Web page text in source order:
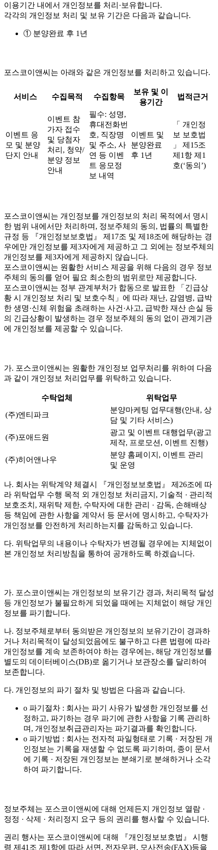
이용기간 내에서 개인정보를 처리·보유합니다.
각각의 개인정보 처리 및 보유 기간은 다음과 같습니다.
① 분양완료 후 1년
포스코이앤씨는 아래와 같은 개인정보를 처리하고 있습니다.
서비스 수집목적 수집항목
보유 및 이
용기간
법적근거
이벤트 응
모 및 분양
단지 안내
이벤트 참
가자 접수
및 당첨자
처리, 청약/
분양 정보
안내
필수: 성명,
휴대전화번
호, 직장명
및 주소, 사
연 등 이벤
트 응모정
보 내역
이벤트 및
분양완료
후 1년
「 개인정
보 보호법
」 제15조
제1항 제1
호(‘동의’)
포스코이앤씨는 개인정보를 개인정보의 처리 목적에서 명시
한 범위 내에서만 처리하며, 정보주체의 동의, 법률의 특별한
규정 등 『개인정보보호법』 제17조 및 제18조에 해당하는 경
우에만 개인정보를 제3자에게 제공하고 그 외에는 정보주체의
개인정보를 제3자에게 제공하지 않습니다.
포스코이앤씨는 원활한 서비스 제공을 위해 다음의 경우 정보
주체의 동의를 얻어 필요 최소한의 범위로만 제공합니다.
포스코이앤씨는 정부 관계부처가 합동으로 발표한 「긴급상
황 시 개인정보 처리 및 보호수칙」에 따라 재난, 감염병, 급박
한 생명·신체 위험을 초래하는 사건·사고, 급박한 재산 손실 등
의 긴급상황이 발생하는 경우 정보주체의 동의 없이 관계기관
에 개인정보를 제공할 수 있습니다.
가. 포스코이앤씨는 원활한 개인정보 업무처리를 위하여 다음
과 같이 개인정보 처리업무를 위탁하고 있습니다.
수탁업체 위탁업무
(주)엔티파크
분양마케팅 업무대행(안내, 상
담 및 기타 서비스)
(주)포애드원
광고 및 이벤트 대행업무(광고
제작, 프로모션, 이벤트 진행)
(주)히어앤나우
분양 홈페이지, 이벤트 관리
및 운영
나. 회사는 위탁계약 체결시 『개인정보보호법』 제26조에 따
라 위탁업무 수행 목적 외 개인정보 처리금지, 기술적 · 관리적
보호조치, 재위탁 제한, 수탁자에 대한 관리 · 감독, 손해배상
등 책임에 관한 사항을 계약서 등 문서에 명시하고, 수탁자가
개인정보를 안전하게 처리하는지를 감독하고 있습니다.
다. 위탁업무의 내용이나 수탁자가 변경될 경우에는 지체없이
본 개인정보 처리방침을 통하여 공개하도록 하겠습니다.
가. 포스코이앤씨는 개인정보의 보유기간 경과, 처리목적 달성
등 개인정보가 불필요하게 되었을 때에는 지체없이 해당 개인
정보를 파기합니다.
나. 정보주체로부터 동의받은 개인정보의 보유기간이 경과하
거나 처리목적이 달성되었음에도 불구하고 다른 법령에 따라
개인정보를 계속 보존하여야 하는 경우에는, 해당 개인정보를
별도의 데이터베이스(DB)로 옮기거나 보관장소를 달리하여
보존합니다.
다. 개인정보의 파기 절차 및 방법은 다음과 같습니다.
o 파기절차 : 회사는 파기 사유가 발생한 개인정보를 선
정하고, 파기하는 경우 파기에 관한 사항을 기록 관리하
며, 개인정보취급관리자는 파기결과를 확인합니다.
o 파기방법 : 회사는 전자적 파일형태로 기록 · 저장된 개
인정보는 기록을 재생할 수 없도록 파기하며, 종이 문서
에 기록 · 저장된 개인정보는 분쇄기로 분쇄하거나 소각
하여 파기합니다.
정보주체는 포스코이앤씨에 대해 언제든지 개인정보 열람 ·
정정 · 삭제 · 처리정지 요구 등의 권리를 행사할 수 있습니다.
권리 행사는 포스코이앤씨에 대해 『개인정보보호법』 시행
령 제41조 제1항에 따라 서면, 전자우편, 모사전송(FAX)등을